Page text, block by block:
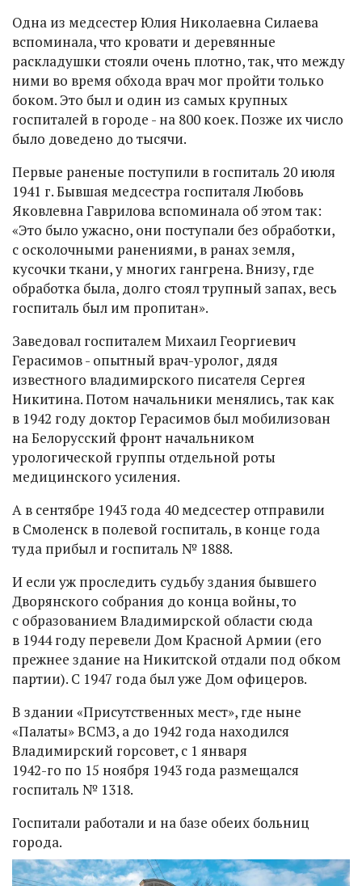
Одна из медсестер Юлия Николаевна Силаева
вспоминала, что кровати и деревянные
раскладушки стояли очень плотно, так, что между
ними во время обхода врач мог пройти только
боком. Это был и один из самых крупных
госпиталей в городе - на 800 коек. Позже их число
было доведено до тысячи.
Первые раненые поступили в госпиталь 20 июля
1941 г. Бывшая медсестра госпиталя Любовь
Яковлевна Гаврилова вспоминала об этом так:
«Это было ужасно, они поступали без обработки,
с осколочными ранениями, в ранах земля,
кусочки ткани, у многих гангрена. Внизу, где
обработка была, долго стоял трупный запах, весь
госпиталь был им пропитан».
Заведовал госпиталем Михаил Георгиевич
Герасимов - опытный врач-уролог, дядя
известного владимирского писателя Сергея
Никитина. Потом начальники менялись, так как
в 1942 году доктор Герасимов был мобилизован
на Белорусский фронт начальником
урологической группы отдельной роты
медицинского усиления.
А в сентябре 1943 года 40 медсестер отправили
в Смоленск в полевой госпиталь, в конце года
туда прибыл и госпиталь № 1888.
И если уж проследить судьбу здания бывшего
Дворянского собрания до конца войны, то
с образованием Владимирской области сюда
в 1944 году перевели Дом Красной Армии (его
прежнее здание на Никитской отдали под обком
партии). С 1947 года был уже Дом офицеров.
В здании «Присутственных мест», где ныне
«Палаты» ВСМЗ, а до 1942 года находился
Владимирский горсовет, с 1 января
1942-го по 15 ноября 1943 года размещался
госпиталь № 1318.
Госпитали работали и на базе обеих больниц
города.